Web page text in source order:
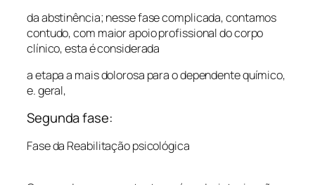
da abstinência; nesse fase complicada, contamos
contudo, com maior apoio profissional do corpo
clínico, esta é considerada
a etapa a mais dolorosa para o dependente químico,
e. geral,
Segunda fase:
Fase da Reabilitação psicológica